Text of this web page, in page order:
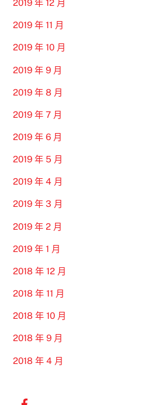
2019 年 12 月
2019 年 11 月
2019 年 10 月
2019 年 9 月
2019 年 8 月
2019 年 7 月
2019 年 6 月
2019 年 5 月
2019 年 4 月
2019 年 3 月
2019 年 2 月
2019 年 1 月
2018 年 12 月
2018 年 11 月
2018 年 10 月
2018 年 9 月
2018 年 4 月